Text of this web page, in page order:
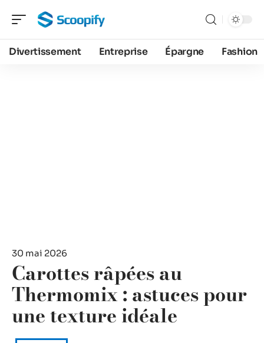
Divertissement Entreprise Épargne Fashion
30 mai 2026
Carottes râpées au
Thermomix : astuces pour
une texture idéale